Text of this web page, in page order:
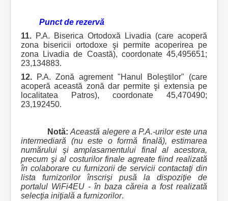
Punct de rezervă
11. P.A. Biserica Ortodoxă Livadia (care acoperă
zona bisericii ortodoxe şi permite acoperirea pe
zona Livadia de Coastă), coordonate 45,495651;
23,134883.
12. P.A. Zonă agrement "Hanul Boleştilor" (care
acoperă această zonă dar permite şi extensia pe
localitatea Patros), coordonate 45,470490;
23,192450.
Notă: Această alegere a P.A.-urilor este una
intermediară (nu este o formă finală), estimarea
numărului şi amplasamentului final al acestora,
precum şi al costurilor finale agreate fiind realizată
în colaborare cu furnizorii de servicii contactaţi din
lista furnizorilor înscrişi pusă la dispoziţie de
portalul WiFi4EU - în baza căreia a fost realizată
selecţia iniţială a furnizorilor.